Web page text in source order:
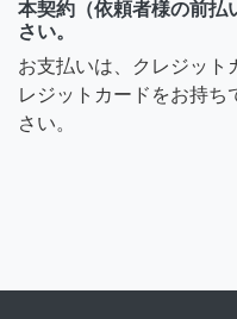
本契約（依頼者様の前払
さい。
お支払いは、クレジット
レジットカードをお持ち
さい。